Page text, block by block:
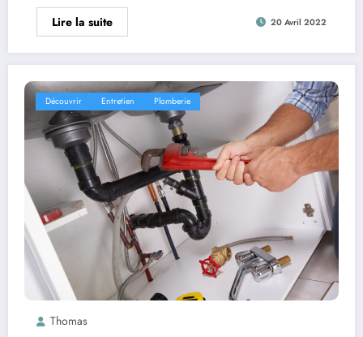
Lire la suite 20 Avril 2022
Découvrir Entretien Plomberie
Thomas